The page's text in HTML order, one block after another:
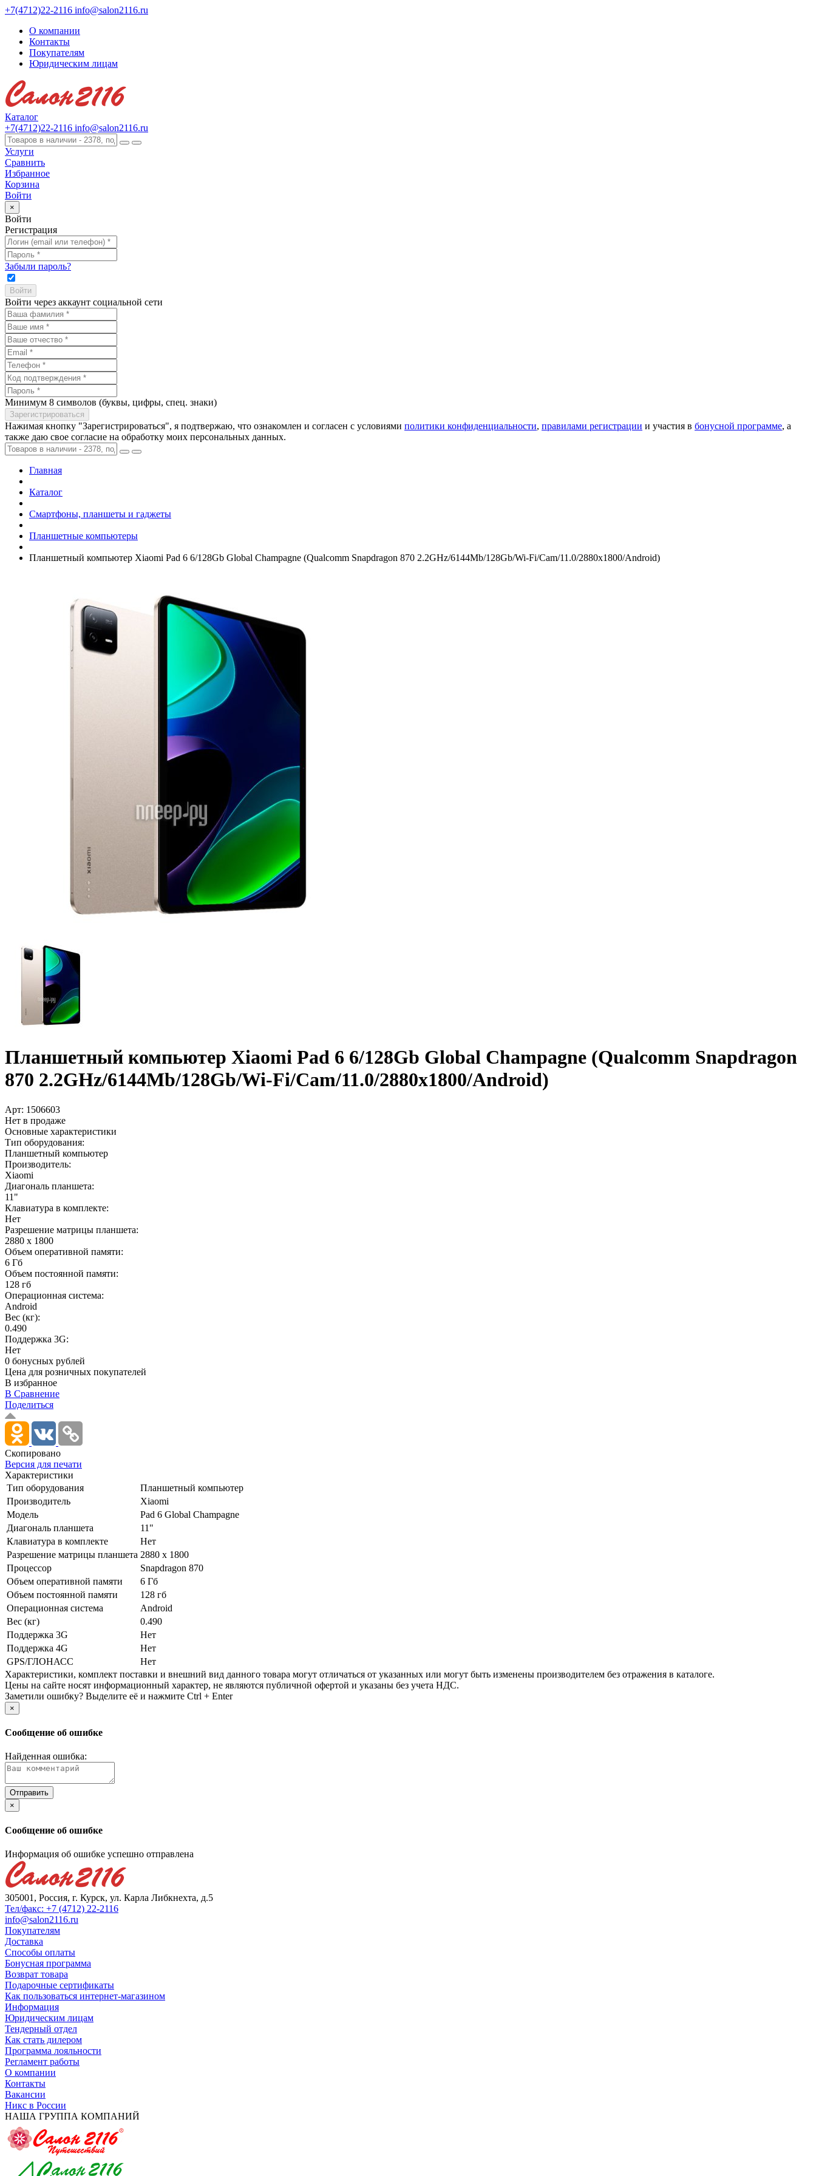
+7(4712)22-2116 info@salon2116.ru
О компании
Контакты
Покупателям
Юридическим лицам
Каталог
+7(4712)22-2116 info@salon2116.ru
Услуги
Сравнить
Избранное
Корзина
Войти
×
Войти
Регистрация
Забыли пароль?
Войти через аккаунт социальной сети
Минимум 8 символов (буквы, цифры, спец. знаки)
Нажимая кнопку "Зарегистрироваться", я подтвержаю, что ознакомлен и согласен с условиями политики конфиденциальности, правилами регистрации и участия в бонусной программе, а
также даю свое согласие на обработку моих персональных данных.
Главная
Каталог
Смартфоны, планшеты и гаджеты
Планшетные компьютеры
Планшетный компьютер Xiaomi Pad 6 6/­128Gb Global Champagne (Qualcomm Snapdragon 870 2.2GHz/­6144Mb/­128Gb/­Wi-Fi/­Cam/­11.0/­2880x1800/­Android)
Планшетный компьютер Xiaomi Pad 6 6/­128Gb Global Champagne (Qualcomm Snapdragon
870 2.2GHz/­6144Mb/­128Gb/­Wi-Fi/­Cam/­11.0/­2880x1800/­Android)
Арт: 1506603
Нет в продаже
Основные характеристики
Тип оборудования:
Планшетный компьютер
Производитель:
Xiaomi
Диагональ планшета:
11"
Клавиатура в комплекте:
Нет
Разрешение матрицы планшета:
2880 x 1800
Объем оперативной памяти:
6 Гб
Объем постоянной памяти:
128 гб
Операционная система:
Android
Вес (кг):
0.490
Поддержка 3G:
Нет
0 бонусных рублей
Цена для розничных покупателей
В избранное
В Сравнение
Поделиться
Скопировано
Версия для печати
Характеристики
Тип оборудования
Планшетный компьютер
Производитель
Xiaomi
Модель
Pad 6 Global Champagne
Диагональ планшета
11"
Клавиатура в комплекте
Нет
Разрешение матрицы планшета 2880 x 1800
Процессор
Snapdragon 870
Объем оперативной памяти
6 Гб
Объем постоянной памяти
128 гб
Операционная система
Android
Вес (кг)
0.490
Поддержка 3G
Нет
Поддержка 4G
Нет
GPS/ГЛОНАСС
Нет
Xарактеристики, комплект поставки и внешний вид данного товара могут отличаться от указанных или могут быть изменены производителем без отражения в каталоге.
Цены на сайте носят информационный характер, не являются публичной офертой и указаны без учета НДС.
Заметили ошибку? Выделите её и нажмите Ctrl + Enter
×
Сообщение об ошибке
Найденная ошибка:
×
Сообщение об ошибке
Информация об ошибке успешно отправлена
305001, Россия, г. Курск, ул. Карла Либкнехта, д.5
Тел/факс: +7 (4712) 22-2116
info@salon2116.ru
Покупателям
Доставка
Способы оплаты
Бонусная программа
Возврат товара
Подарочные сертификаты
Как пользоваться интернет-магазином
Информация
Юридическим лицам
Тендерный отдел
Как стать дилером
Программа лояльности
Регламент работы
О компании
Контакты
Вакансии
Никс в России
НАША ГРУППА КОМПАНИЙ